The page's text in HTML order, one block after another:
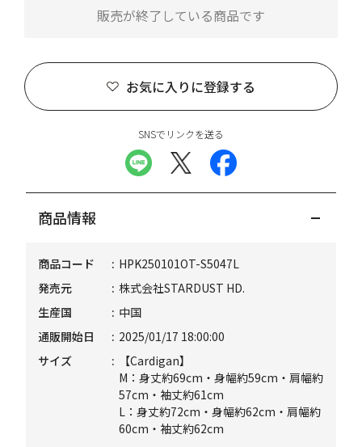
お気に入りに登録する
販売が終了している商品です
SNSでリンクを送る
商品情報
商品コード
HPK250101OT-S5047L
発売元
株式会社STARDUST HD.
生産国
中国
通販開始日
2025/01/17 18:00:00
サイズ
【Cardigan】
M：身丈約69cm・身幅約59cm・肩幅約
57cm・袖丈約61cm
L：身丈約72cm・身幅約62cm・肩幅約
60cm・袖丈約62cm